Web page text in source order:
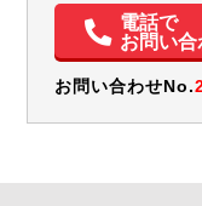
電動格納ミラー
電話で
お問い合
お問い合わせNo.